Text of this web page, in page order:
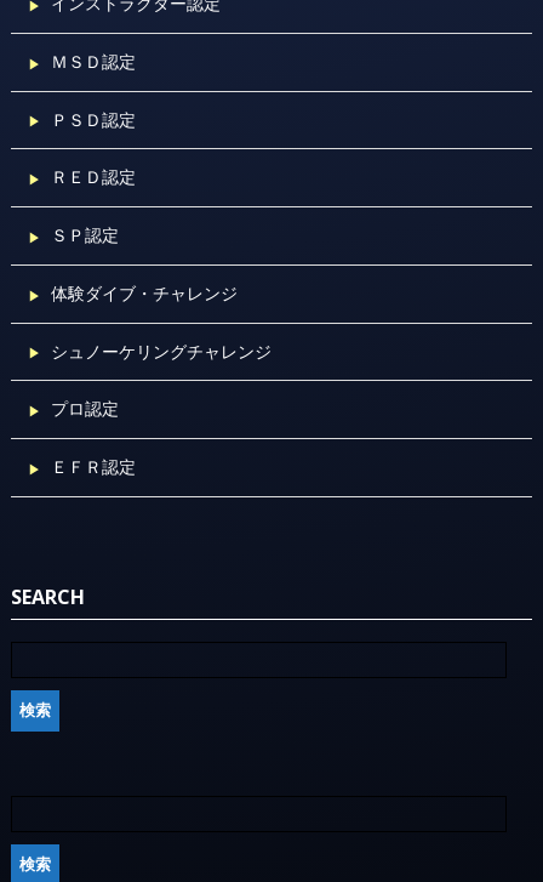
ＭＳＤ認定
ＰＳＤ認定
ＲＥＤ認定
ＳＰ認定
体験ダイブ・チャレンジ
シュノーケリングチャレンジ
プロ認定
ＥＦＲ認定
SEARCH